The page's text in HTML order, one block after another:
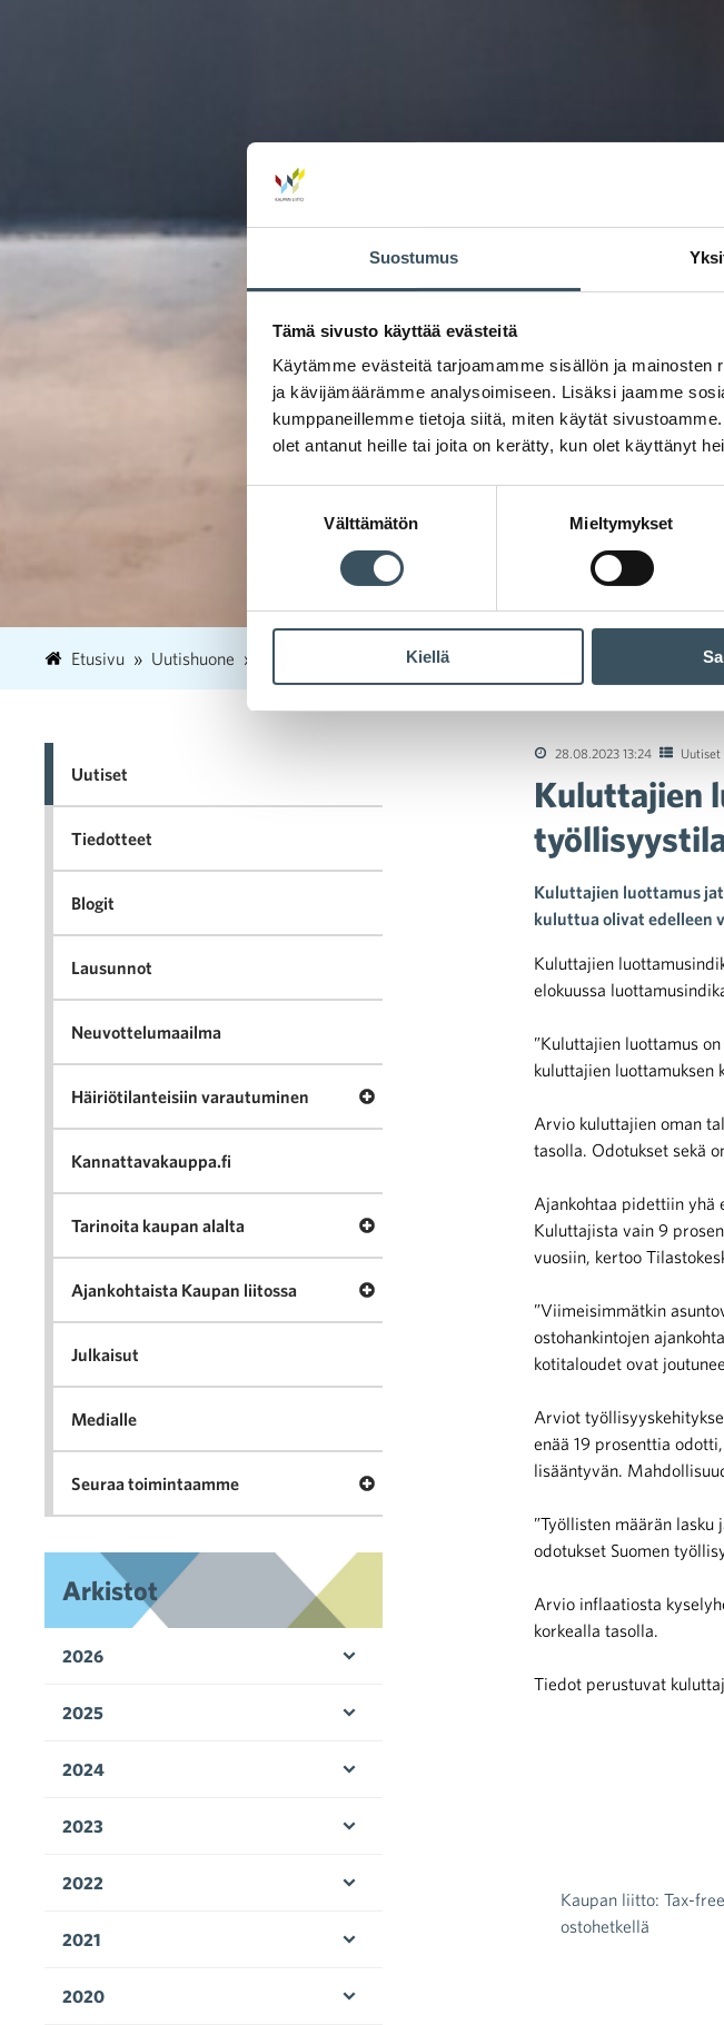
Suostumus
Tämä sivusto käyttää evästeitä
Käytämme evästeitä tarjoamamme sisällön ja
ja kävijämäärämme analysoimiseen. Lisäksi jaamme
kumppaneillemme tietoja siitä, miten käytät
olet antanut heille tai joita on kerätty, kun olet käyttänyt
Välttämätön Mieltymykset
Kiellä
Etusivu Uutishuone 28 Kuluttajien luottamus junnaa
28.08.2023 13:24 Uutiset
Kuluttajien
Kuluttajien luottamus
kuluttua olivat edelleen
Kuluttajien
elokuussa
”Kuluttajien luottamus
kuluttajien luottamuksen
Arvio kuluttajien oman
tasolla. Odotukset sekä
Ajankohtaa pidettiin yhä
Kuluttajista vain 9
vuosiin, kertoo
”Viimeisimmätkin
ostohankintojen
kotitaloudet ovat
Arviot
enää 19 prosenttia
lisääntyvän.
”Työllisten määrän
odotukset Suomen
Arvio inflaatiosta
korkealla tasolla.
Tiedot perustuvat
Artikkelien selaus
Kaupan liitto: Tax-
ostohetkellä
Uutiset
Tiedotteet
Blogit
Lausunnot
Neuvottelumaailma
Häiriötilanteisiin varautuminen Avaa valikko Häiriötilanteisiin varautuminen
Kannattavakauppa.fi
Tarinoita kaupan alalta Avaa valikko Tarinoita kaupan alalta
Ajankohtaista Kaupan liitossa Avaa valikko Ajankohtaista Kaupan liitossa
Julkaisut
Medialle
Seuraa toimintaamme Avaa valikko Seuraa toimintaamme
Arkistot
2026
2025
2024
2023
2022
2021
2020